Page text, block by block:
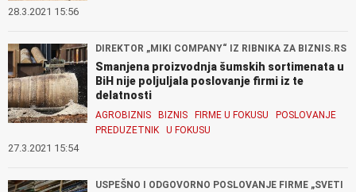
28.3.2021 15:56
DIREKTOR „MIKI COMPANY“ IZ RIBNIKA ZA BIZNIS.RS
Smanjena proizvodnja šumskih sortimenata u
BiH nije poljuljala poslovanje firmi iz te
delatnosti
AGROBIZNIS BIZNIS FIRME U FOKUSU
POSLOVANJE
PREDUZETNIK
U FOKUSU
27.3.2021 15:54
USPEŠNO I ODGOVORNO POSLOVANJE FIRME „SVETI